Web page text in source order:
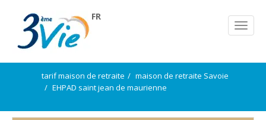
FR
tarif maison de retraite
maison de retraite Savoie
EHPAD saint jean de maurienne